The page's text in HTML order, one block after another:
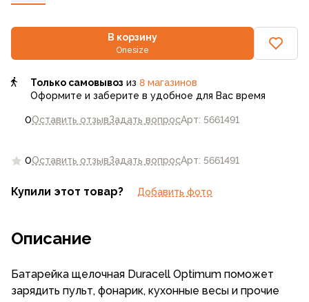
0Оставить отзывЗадать вопросАрт: 5661491
В корзину
Onesize
0Оставить отзывЗадать вопросАрт: 5661491
Только самовывоз из 8 магазинов
Оформите и заберите в удобное для Вас время
Купили этот товар? Добавить фото
Описание
Батарейка щелочная Duracell Optimum поможет
зарядить пульт, фонарик, кухонные весы и прочие